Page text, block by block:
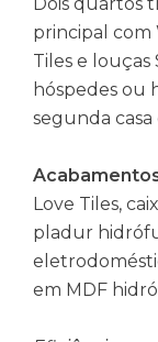
principal com
Tiles e louças
hóspedes ou
segunda
Love Tiles,
pladur
em MDF